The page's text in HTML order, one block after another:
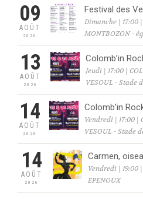
09
AOÛT
2026
Festival des
Dimanche | 17:00 |
MONTBOZON -
13
AOÛT
2026
Colomb’in
Jeudi | 17:00 |
VESOUL - Stade
14
AOÛT
2026
Colomb’in
Vendredi | 17:00 |
VESOUL - Stade
14
AOÛT
2026
Carmen,
Vendredi | 19:00
EPENOUX